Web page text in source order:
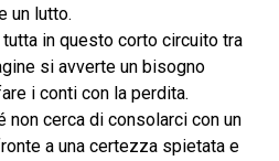
un lutto.
in questo corto circuito tra
si avverte un bisogno
i conti con la perdita.
non cerca di consolarci con un
a una certezza spietata e